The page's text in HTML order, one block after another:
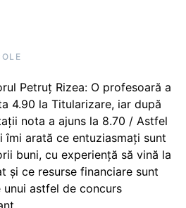
Petruț Rizea: O profesoară a
4.90 la Titularizare, iar după
nota a ajuns la 8.70 / Astfel
îmi arată ce entuziasmați sunt
buni, cu experiență să vină la
și ce resurse financiare sunt
unui astfel de concurs